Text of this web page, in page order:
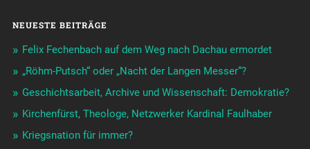
NEUESTE BEITRÄGE
Felix Fechenbach auf dem Weg nach Dachau ermordet
„Röhm-Putsch“ oder „Nacht der Langen Messer“?
Geschichtsarbeit, Archive und Wissenschaft: Demokratie?
Kirchenfürst, Theologe, Netzwerker Kardinal Faulhaber
Kriegsnation für immer?